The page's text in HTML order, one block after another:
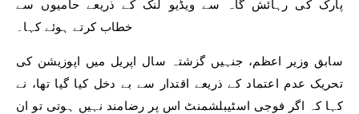
پارک کی رہائش گاہ سے ویڈیو لنک کے ذریعے حامیوں سے
خطاب کرتے ہوئے کہا۔
سابق وزیر اعظم، جنہیں گزشتہ سال اپریل میں اپوزیشن کی
تحریک عدم اعتماد کے ذریعے اقتدار سے بے دخل کیا گیا تھا، نے
کہا کہ اگر فوجی اسٹیبلشمنٹ اس پر رضامند نہیں ہوتی تو ان